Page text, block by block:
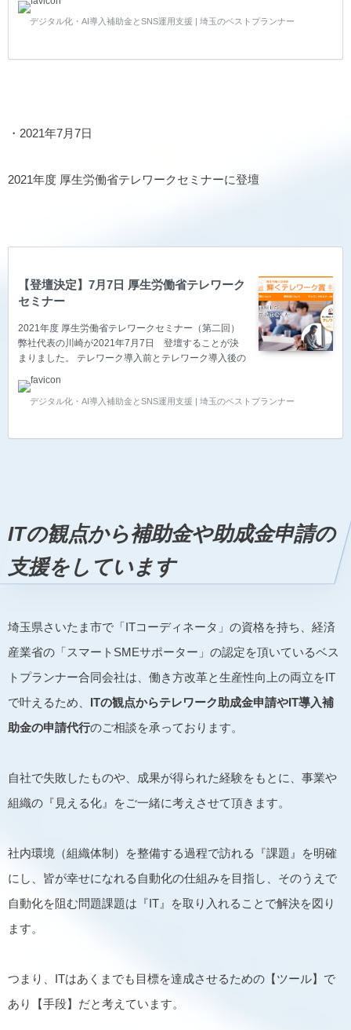
【オンラインセミナー（Zoom）】なので、お時間が
合いましたらどなたでも、どこからでも、無料で参加
総…
デジタル化・AI導入補助金とSNS運用支援 | 埼玉のベストプランナー
・2021年7月7日
2021年度 厚生労働省テレワークセミナーに登壇
【登壇決定】7月7日 厚生労働省テレワーク
セミナー
2021年度 厚生労働省テレワークセミナー（第二回）
弊社代表の川崎が2021年7月7日 登壇することが決
まりました。 テレワーク導入前とテレワーク導入後の
す。詳しくはこちらをご参照ください。 すべてが【オ
ンラインセミナー】なので、お時間が合いましたらど
デジタル化・AI導入補助金とSNS運用支援 | 埼玉のベストプランナー
ITの観点から補助金や助成金申請の
支援をしています
埼玉県さいたま市で「ITコーディネータ」の資格を持ち、経済
産業省の「スマートSMEサポーター」の認定を頂いているベス
トプランナー合同会社は、働き方改革と生産性向上の両立をIT
で叶えるため、 ITの観点からテレワーク助成金申請やIT導入補
助金の申請代行のご相談を承っております。
自社で失敗したものや、成果が得られた経験をもとに、事業や
組織の『見える化』をご一緒に考えさせて頂きます。
社内環境（組織体制）を整備する過程で訪れる『課題』を明確
にし、皆が幸せになれる自動化の仕組みを目指し、そのうえで
自動化を阻む問題課題は『IT』を取り入れることで解決を図り
ます。
つまり、ITはあくまでも目標を達成させるための【ツール】で
あり【手段】だと考えています。